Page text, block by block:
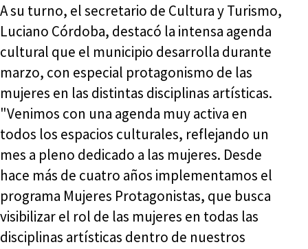
A su turno, el secretario de Cultura y Turismo,
Luciano Córdoba, destacó la intensa agenda
cultural que el municipio desarrolla durante
marzo, con especial protagonismo de las
mujeres en las distintas disciplinas artísticas.
"Venimos con una agenda muy activa en
todos los espacios culturales, reflejando un
mes a pleno dedicado a las mujeres. Desde
hace más de cuatro años implementamos el
programa Mujeres Protagonistas, que busca
visibilizar el rol de las mujeres en todas las
disciplinas artísticas dentro de nuestros